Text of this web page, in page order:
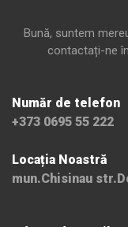
Bună, suntem
contactați-ne
Număr de telefon
+373 0695 55 222
Locația Noastră
mun.Chisinau